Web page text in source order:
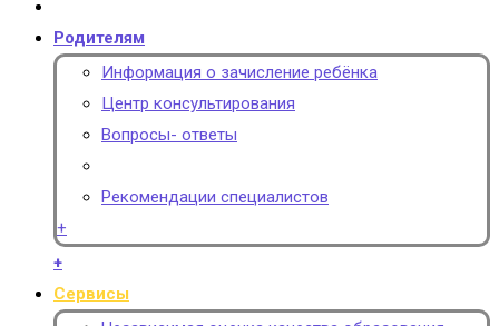
Родителям
Информация о зачисление ребёнка
Центр консультирования
Вопросы- ответы
Рекомендации специалистов
+
+
Сервисы